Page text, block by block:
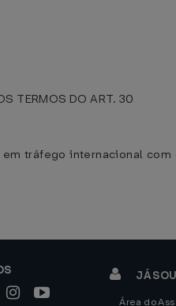
TERMOS DO ART. 30
tráfego internacional com
JÁ
Área do